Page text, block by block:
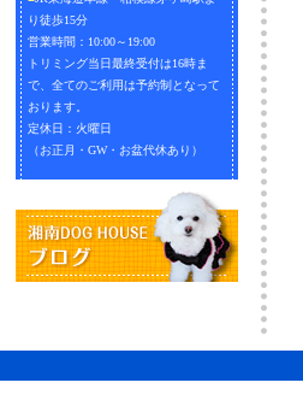
り徒歩15分
営業時間：10:00～19:00
トリミング当日最終受付は16時ま
で、全てのご利用は予約制となって
おります。
定休日：火曜日
（お正月・GW・お盆代休あり）